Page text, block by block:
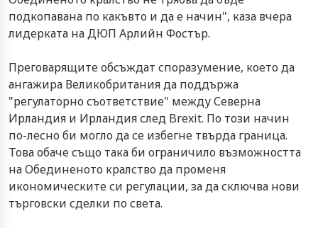
подкопавана по какъвто и да е начин", каза вчера
лидерката на ДЮП Арлийн Фостър.
Преговарящите обсъждат споразумение, което да
ангажира Великобритания да поддържа
"регулаторно съответствие" между Северна
Ирландия и Ирландия след Brexit. По този начин
по-лесно би могло да се избегне твърда граница.
Това обаче също така би ограничило възможността
на Обединеното кралство да променя
икономическите си регулации, за да сключва нови
търговски сделки по света.